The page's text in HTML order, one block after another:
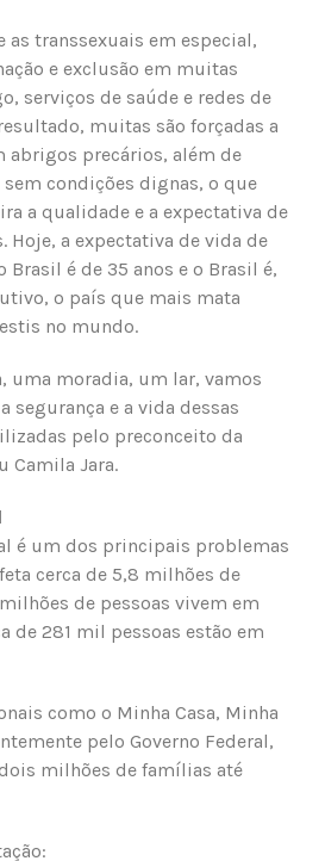
as transsexuais em especial,
e exclusão em muitas
serviços de saúde e redes de
muitas são forçadas a
abrigos precários, além de
condições dignas, o que
a qualidade e a expectativa de
Hoje, a expectativa de vida de
Brasil é de 35 anos e o Brasil é,
o país que mais mata
no mundo.
uma moradia, um lar, vamos
segurança e a vida dessas
pelo preconceito da
Camila Jara.
é um dos principais problemas
cerca de 5,8 milhões de
de pessoas vivem em
de 281 mil pessoas estão em
como o Minha Casa, Minha
pelo Governo Federal,
milhões de famílias até